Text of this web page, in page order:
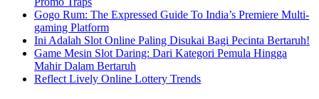
Gogo Rum: The Expressed Guide To India’s Premiere Multi-
gaming Platform
Ini Adalah Slot Online Paling Disukai Bagi Pecinta Bertaruh!
Game Mesin Slot Daring: Dari Kategori Pemula Hingga
Mahir Dalam Bertaruh
Reflect Lively Online Lottery Trends